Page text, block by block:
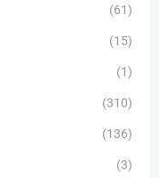
(61)
(15)
(1)
(310)
(136)
(3)